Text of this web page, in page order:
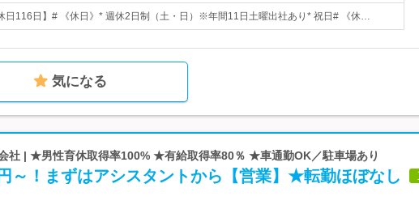
日116日】# 《休日》* 週休2日制（土・日）※年間11日土曜出社あり* 祝日# 《休…
気になる
社 | ★男性育休取得率100% ★有給取得率80％ ★車通勤OK／駐車場あり
～！まずはアシスタントから【営業】★転勤ほぼなし